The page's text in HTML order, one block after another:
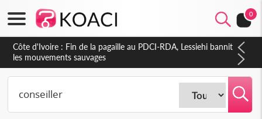
0
Côte d'Ivoire : Ouattara promet des sanctions contre les
déguerpissements illégaux